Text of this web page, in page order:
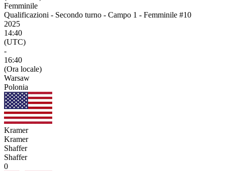
Femminile
Qualificazioni - Secondo turno - Campo 1 - Femminile #10
2025
14:40
(UTC)
-
16:40
(Ora locale)
Warsaw
Polonia
Kramer
Kramer
Shaffer
Shaffer
0